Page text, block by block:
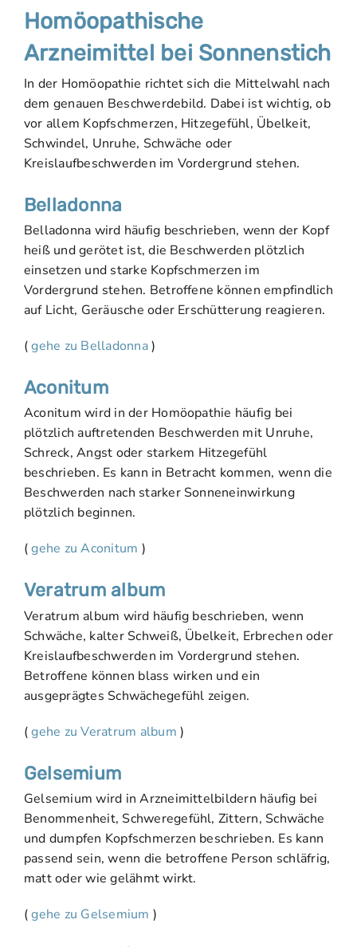
Homöopathische
Arzneimittel bei Sonnenstich
In der Homöopathie richtet sich die Mittelwahl nach
dem genauen Beschwerdebild. Dabei ist wichtig, ob
vor allem Kopfschmerzen, Hitzegefühl, Übelkeit,
Schwindel, Unruhe, Schwäche oder
Kreislaufbeschwerden im Vordergrund stehen.
Belladonna
Belladonna wird häufig beschrieben, wenn der Kopf
heiß und gerötet ist, die Beschwerden plötzlich
einsetzen und starke Kopfschmerzen im
Vordergrund stehen. Betroffene können empfindlich
auf Licht, Geräusche oder Erschütterung reagieren.
(gehe zu Belladonna)
Aconitum
Aconitum wird in der Homöopathie häufig bei
plötzlich auftretenden Beschwerden mit Unruhe,
Schreck, Angst oder starkem Hitzegefühl
beschrieben. Es kann in Betracht kommen, wenn die
Beschwerden nach starker Sonneneinwirkung
plötzlich beginnen.
(gehe zu Aconitum )
Veratrum album
Veratrum album wird häufig beschrieben, wenn
Schwäche, kalter Schweiß, Übelkeit, Erbrechen oder
Kreislaufbeschwerden im Vordergrund stehen.
Betroffene können blass wirken und ein
ausgeprägtes Schwächegefühl zeigen.
(gehe zu Veratrum album )
Gelsemium
Gelsemium wird in Arzneimittelbildern häufig bei
Benommenheit, Schweregefühl, Zittern, Schwäche
und dumpfen Kopfschmerzen beschrieben. Es kann
passend sein, wenn die betroffene Person schläfrig,
matt oder wie gelähmt wirkt.
(gehe zu Gelsemium )